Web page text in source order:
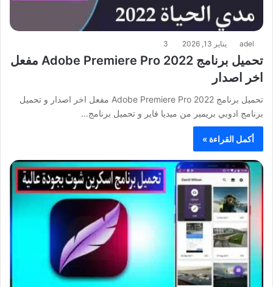
adel يناير 13, 2026 3
تحميل برنامج Adobe Premiere Pro 2022 مفعل
اخر اصدار
تحميل برنامج Adobe Premiere Pro 2022 مفعل اخر اصدار و تحميل
برنامج ادوبي بريمير من ميديا فاير و تحميل برنامج…
أكمل القراءة »